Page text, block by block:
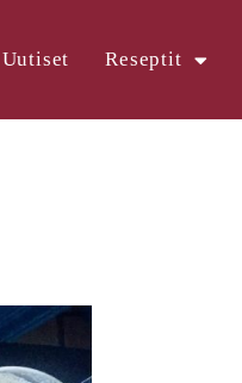
Uutiset Reseptit